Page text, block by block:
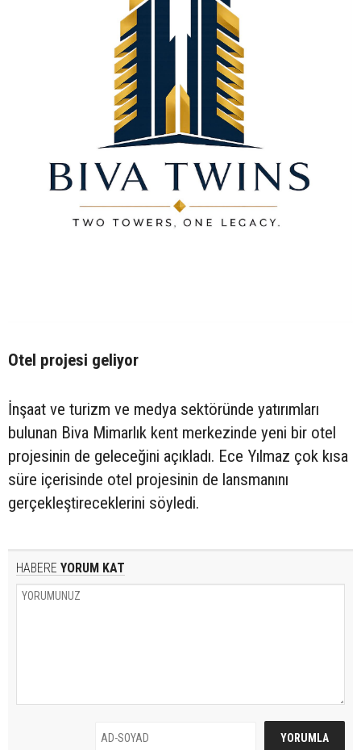
Otel projesi geliyor
İnşaat ve turizm ve medya sektöründe yatırımları
bulunan Biva Mimarlık kent merkezinde yeni bir otel
projesinin de geleceğini açıkladı. Ece Yılmaz çok kısa
süre içerisinde otel projesinin de lansmanını
gerçekleştireceklerini söyledi.
HABERE YORUM KAT